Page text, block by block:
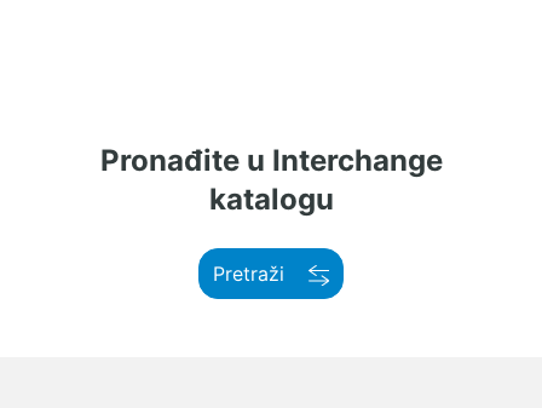
Pronađite u Interchange
katalogu
Pretraži